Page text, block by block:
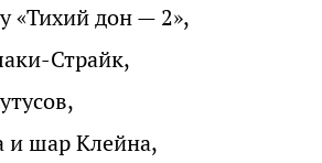
«Тихий дон — 2»,
Страйк,
и шар Клейна,